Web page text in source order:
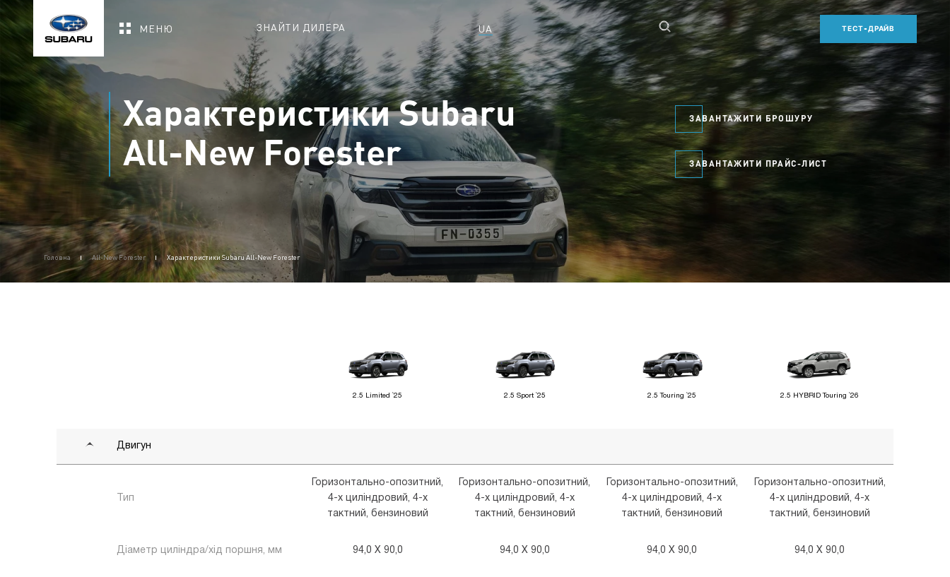
МЕНЮ ЗНАЙТИ ДИЛЕРА UA ТЕСТ-ДРАЙВ
Головна All-New Forester Характеристики Subaru All-New Forester
Характеристики Subaru
All-New Forester
ЗАВАНТАЖИТИ БРОШУРУ
ЗАВАНТАЖИТИ ПРАЙС-ЛИСТ
2.5 Limited `25 2.5 Sport `25 2.5 Touring `25 2.5 HYBRID Touring `26
Двигун
Тип
Горизонтально-опозитний,
4-х циліндровий, 4-х
тактний, бензиновий
Горизонтально-опозитний,
4-х циліндровий, 4-х
тактний, бензиновий
Горизонтально-опозитний,
4-х циліндровий, 4-х
тактний, бензиновий
Горизонтально-опозитний,
4-х циліндровий, 4-х
тактний, бензиновий
Діаметр циліндра/хід поршня, мм 94,0 X 90,0 94,0 X 90,0 94,0 X 90,0 94,0 X 90,0